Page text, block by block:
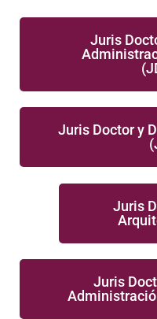
Juris
Juris Doctor y
Juris
Juris